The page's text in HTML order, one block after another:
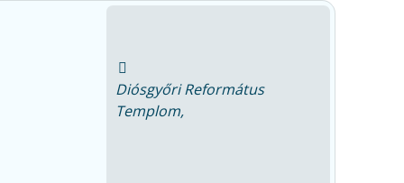
Diósgyőri Református
Templom,